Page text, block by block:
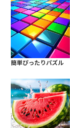
簡単ぴったりパズル